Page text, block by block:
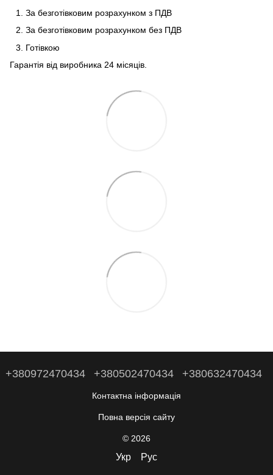
За безготівковим розрахунком з ПДВ
За безготівковим розрахунком без ПДВ
Готівкою
Гарантія від виробника 24 місяців.
+380972470434 +380502470434 +380632470434
Контактна інформація
Повна версія сайту
© 2026
Укр Рус